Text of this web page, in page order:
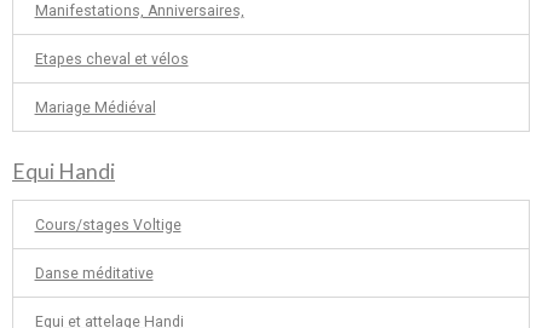
Manifestations, Anniversaires,
Etapes cheval et vélos
Mariage Médiéval
Equi Handi
Cours/stages Voltige
Danse méditative
Equi et attelage Handi